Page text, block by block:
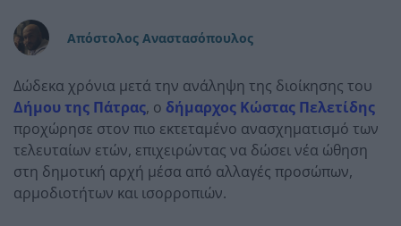
Απόστολος Αναστασόπουλος
Δώδεκα χρόνια μετά την ανάληψη της διοίκησης του
Δήμου της Πάτρας, ο δήμαρχος Κώστας Πελετίδης
προχώρησε στον πιο εκτεταμένο ανασχηματισμό των
τελευταίων ετών, επιχειρώντας να δώσει νέα ώθηση
στη δημοτική αρχή μέσα από αλλαγές προσώπων,
αρμοδιοτήτων και ισορροπιών.